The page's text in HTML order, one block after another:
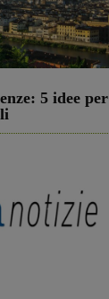
5 idee per